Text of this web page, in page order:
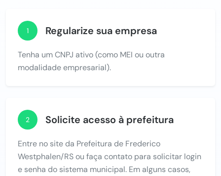
1 Regularize sua empresa
Tenha um CNPJ ativo (como MEI ou outra
modalidade empresarial).
2 Solicite acesso à prefeitura
Entre no site da Prefeitura de Frederico
Westphalen/RS ou faça contato para solicitar login
e senha do sistema municipal. Em alguns casos,